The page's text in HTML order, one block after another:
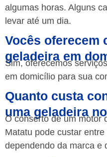
algumas horas. Alguns
levar até um dia.
Vocês oferecem
geladeira em
Sim, oferecemos
em domicílio para sua
Quanto custa
uma geladeira
O conserto de um motor
Matatu pode custar
dependendo da marca e